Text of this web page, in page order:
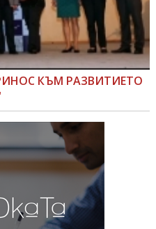
КЪМ РАЗВИТИЕТО